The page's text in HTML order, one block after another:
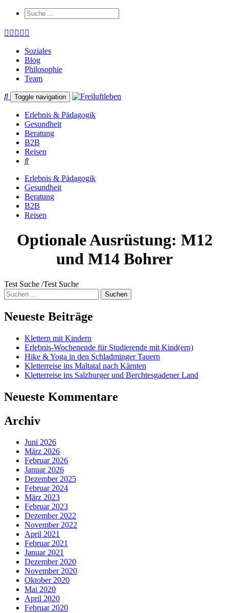
Soziales
Blog
Philosophie
Team
Toggle navigation
Erlebnis & Pädagogik
Gesundheit
Beratung
B2B
Reisen
Erlebnis & Pädagogik
Gesundheit
Beratung
B2B
Reisen
Optionale Ausrüstung: M12
und M14 Bohrer
Test Suche /Test Suche
Suche
nach:
Neueste Beiträge
Klettern mit Kindern
Erlebnis-Wochenende für Studierende mit Kind(ern)
Hike & Yoga in den Schladminger Tauern
Kletterreise ins Maltatal nach Kärnten
Kletterreise ins Salzburger und Berchtesgadener Land
Neueste Kommentare
Archiv
Juni 2026
März 2026
Februar 2026
Januar 2026
Dezember 2025
Februar 2024
März 2023
Februar 2023
Dezember 2022
November 2022
April 2021
Februar 2021
Januar 2021
Dezember 2020
November 2020
Oktober 2020
Mai 2020
April 2020
Februar 2020